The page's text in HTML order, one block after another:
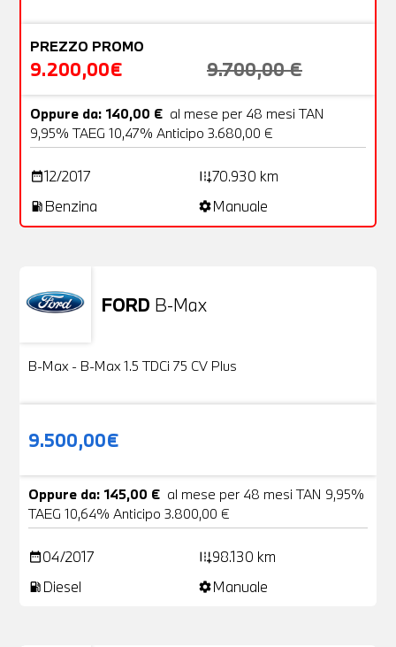
PREZZO PROMO
9.200,00€ 9.700,00 €
Oppure da: 140,00 € al mese per 48 mesi TAN
9,95% TAEG 10,47% Anticipo 3.680,00 €
date_range12/2017 add_road70.930 km
local_gas_station Benzina settingsManuale
FORD B-Max
B-Max - B-Max 1.5 TDCi 75 CV Plus
9.500,00€
Oppure da: 145,00 € al mese per 48 mesi TAN 9,95%
TAEG 10,64% Anticipo 3.800,00 €
date_range04/2017 add_road98.130 km
local_gas_station Diesel settingsManuale